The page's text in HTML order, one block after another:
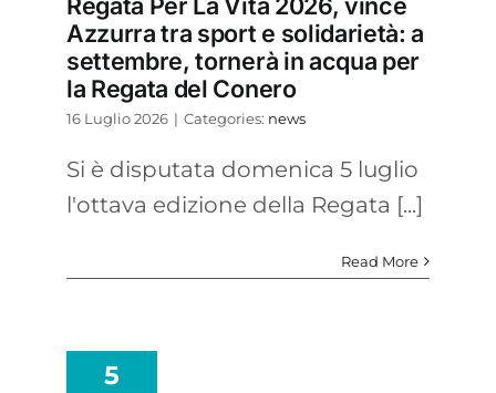
Regata Per La Vita 2026, vince
Azzurra tra sport e solidarietà: a
settembre, tornerà in acqua per
la Regata del Conero
16 Luglio 2026 | Categories: news
Si è disputata domenica 5 luglio
l'ottava edizione della Regata [...]
Read More
5